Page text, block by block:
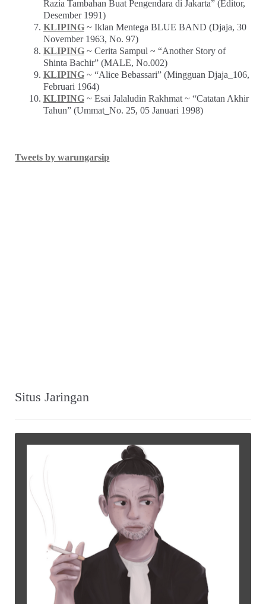
Razia Tambahan Buat Pengendara di Jakarta” (Editor,
Desember 1991)
KLIPING~ Iklan Mentega BLUE BAND (Djaja, 30
November 1963, No. 97)
KLIPING~ Cerita Sampul ~ “Another Story of
Shinta Bachir” (MALE, No.002)
KLIPING~ “Alice Bebassari” (Mingguan Djaja_106,
Februari 1964)
KLIPING~ Esai Jalaludin Rakhmat ~ “Catatan Akhir
Tahun” (Ummat_No. 25, 05 Januari 1998)
Tweets by warungarsip
Situs Jaringan